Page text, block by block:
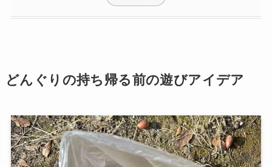
どんぐりの持ち帰る前の遊びアイデア